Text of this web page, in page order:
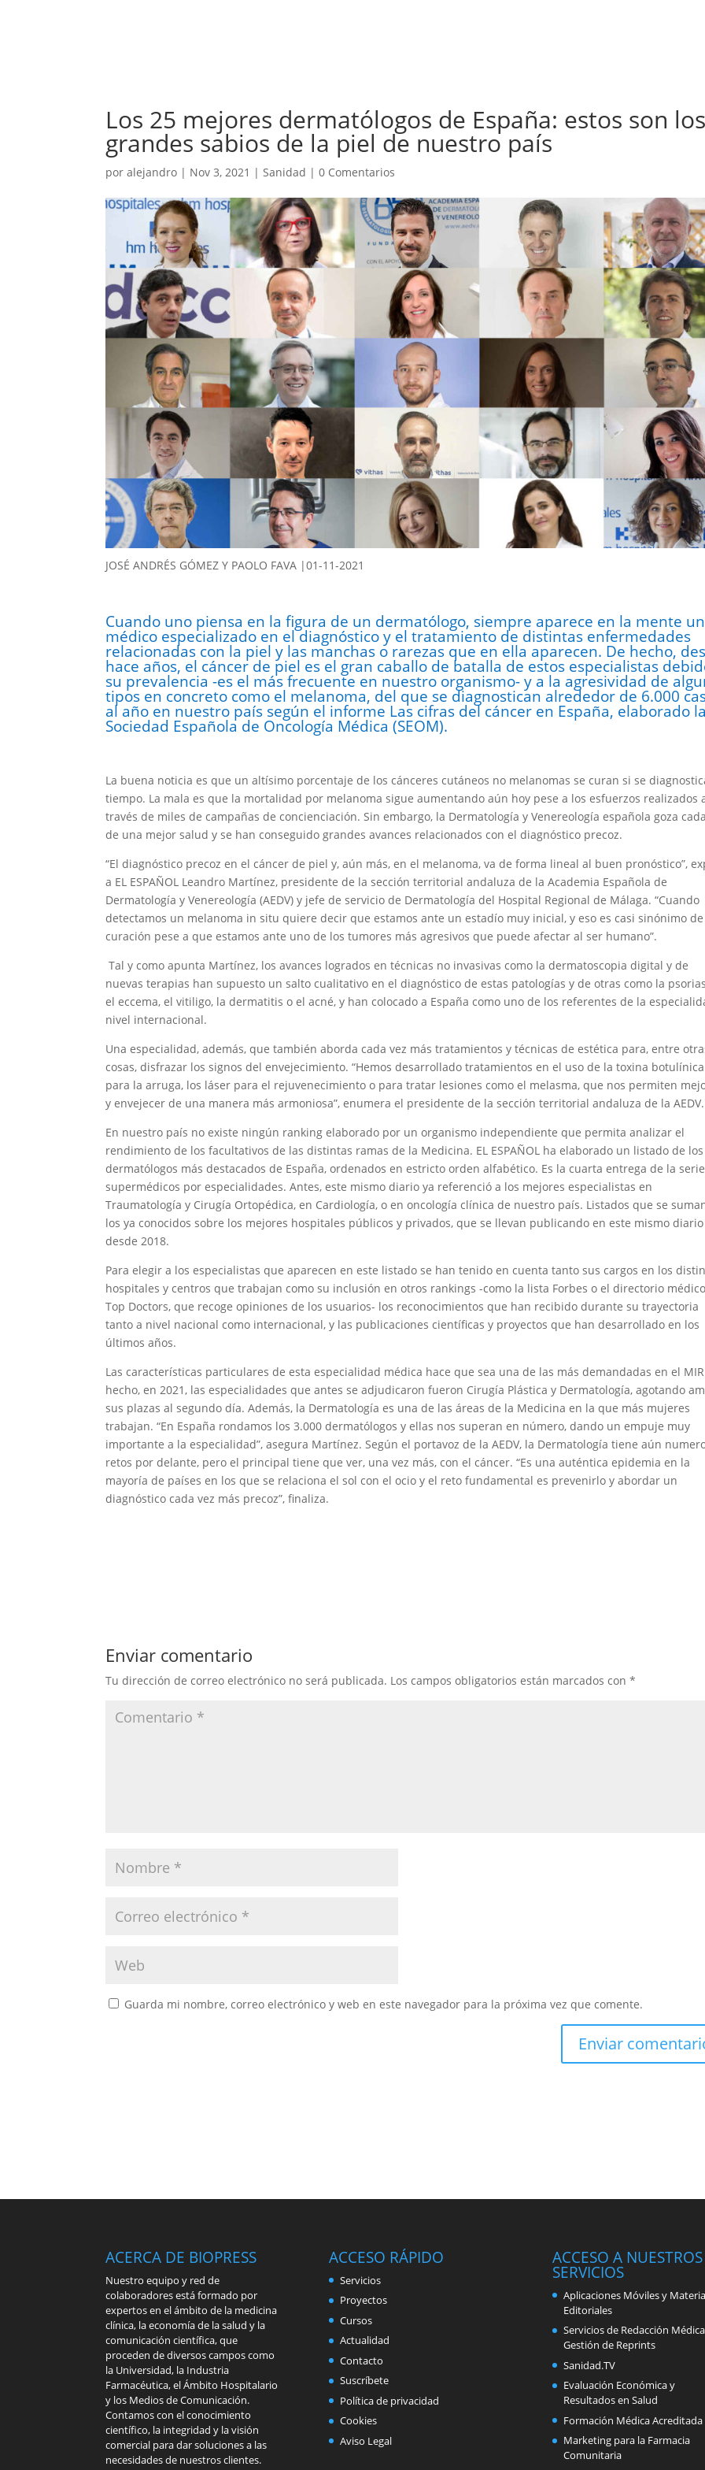
Los 25 mejores dermatólogos de España: estos son
grandes sabios de la piel de nuestro país
poralejandro | Nov 3, 2021 |Sanidad |0 Comentarios
JOSÉ ANDRÉS GÓMEZ Y PAOLO FAVA |01-11-2021
Cuando uno piensa en la figura de un dermatólogo, siempre aparece en la mente un
médico especializado en el diagnóstico y el tratamiento de distintas enfermedades
relacionadas con la piel y las manchas o rarezas que en ella aparecen. De hecho,
hace años, el cáncer de piel es el gran caballo de batalla de estos especialistas
su prevalencia -es el más frecuente en nuestro organismo- y a la agresividad de
tipos en concreto como el melanoma, del que se diagnostican alrededor de 6.000
al año en nuestro país según el informe Las cifras del cáncer en España, elaborado
Sociedad Española de Oncología Médica (SEOM).
La buena noticia es que un altísimo porcentaje de los cánceres cutáneos no melanomas se curan si se
tiempo. La mala es que la mortalidad por melanoma sigue aumentando aún hoy pese a los esfuerzos realizados
través de miles de campañas de concienciación. Sin embargo, la Dermatología y Venereología española goza
de una mejor salud y se han conseguido grandes avances relacionados con el diagnóstico precoz.
“El diagnóstico precoz en el cáncer de piel y, aún más, en el melanoma, va de forma lineal al buen pronóstico”,
a EL ESPAÑOL Leandro Martínez, presidente de la sección territorial andaluza de la Academia Española de
Dermatología y Venereología (AEDV) y jefe de servicio de Dermatología del Hospital Regional de Málaga. “Cuando
detectamos un melanoma in situ quiere decir que estamos ante un estadío muy inicial, y eso es casi sinónimo de
curación pese a que estamos ante uno de los tumores más agresivos que puede afectar al ser humano”.
Tal y como apunta Martínez, los avances logrados en técnicas no invasivas como la dermatoscopia digital y de
nuevas terapias han supuesto un salto cualitativo en el diagnóstico de estas patologías y de otras como la
el eccema, el vitiligo, la dermatitis o el acné, y han colocado a España como uno de los referentes de la
nivel internacional.
Una especialidad, además, que también aborda cada vez más tratamientos y técnicas de estética para, entre
cosas, disfrazar los signos del envejecimiento. “Hemos desarrollado tratamientos en el uso de la toxina botulínica
para la arruga, los láser para el rejuvenecimiento o para tratar lesiones como el melasma, que nos permiten
y envejecer de una manera más armoniosa”, enumera el presidente de la sección territorial andaluza de la AEDV.
En nuestro país no existe ningún ranking elaborado por un organismo independiente que permita analizar el
rendimiento de los facultativos de las distintas ramas de la Medicina. EL ESPAÑOL ha elaborado un listado de
dermatólogos más destacados de España, ordenados en estricto orden alfabético. Es la cuarta entrega de la
supermédicos por especialidades. Antes, este mismo diario ya referenció a los mejores especialistas en
Traumatología y Cirugía Ortopédica, en Cardiología, o en oncología clínica de nuestro país. Listados que se
los ya conocidos sobre los mejores hospitales públicos y privados, que se llevan publicando en este mismo diario
desde 2018.
Para elegir a los especialistas que aparecen en este listado se han tenido en cuenta tanto sus cargos en los
hospitales y centros que trabajan como su inclusión en otros rankings -como la lista Forbes o el directorio
Top Doctors, que recoge opiniones de los usuarios- los reconocimientos que han recibido durante su trayectoria
tanto a nivel nacional como internacional, y las publicaciones científicas y proyectos que han desarrollado en los
últimos años.
Las características particulares de esta especialidad médica hace que sea una de las más demandadas en el
hecho, en 2021, las especialidades que antes se adjudicaron fueron Cirugía Plástica y Dermatología, agotando
sus plazas al segundo día. Además, la Dermatología es una de las áreas de la Medicina en la que más mujeres
trabajan. “En España rondamos los 3.000 dermatólogos y ellas nos superan en número, dando un empuje muy
importante a la especialidad”, asegura Martínez. Según el portavoz de la AEDV, la Dermatología tiene aún
retos por delante, pero el principal tiene que ver, una vez más, con el cáncer. “Es una auténtica epidemia en la
mayoría de países en los que se relaciona el sol con el ocio y el reto fundamental es prevenirlo y abordar un
diagnóstico cada vez más precoz”, finaliza.
Enviar comentario
Tu dirección de correo electrónico no será publicada. Los campos obligatorios están marcados con*
Guarda mi nombre, correo electrónico y web en este navegador para la próxima vez que comente.
ACERCA DE BIOPRESS
Nuestro equipo y red de
colaboradores está formado por
expertos en el ámbito de la medicina
clínica, la economía de la salud y la
comunicación científica, que
proceden de diversos campos como
la Universidad, la Industria
Farmacéutica, el Ámbito Hospitalario
y los Medios de Comunicación.
Contamos con el conocimiento
científico, la integridad y la visión
comercial para dar soluciones a las
necesidades de nuestros clientes.
ACCESO RÁPIDO
Servicios
Proyectos
Cursos
Actualidad
Contacto
Suscríbete
Política de privacidad
Cookies
Aviso Legal
ACCESO A NUESTROS
SERVICIOS
Aplicaciones Móviles y
Editoriales
Servicios de Redacción
Gestión de Reprints
Sanidad.TV
Evaluación Económica y
Resultados en Salud
Formación Médica Acreditada
Marketing para la Farmacia
Comunitaria